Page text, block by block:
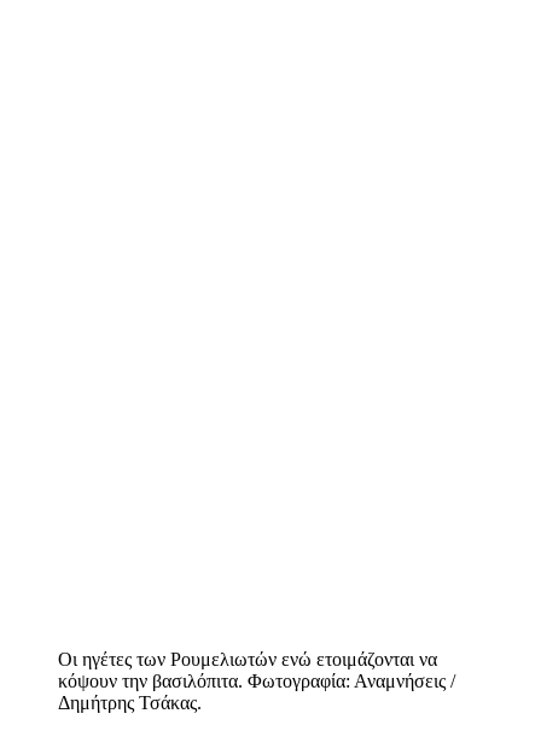
Οι ηγέτες των Ρουμελιωτών ενώ ετοιμάζονται να
κόψουν την βασιλόπιτα. Φωτογραφία: Αναμνήσεις /
Δημήτρης Τσάκας.